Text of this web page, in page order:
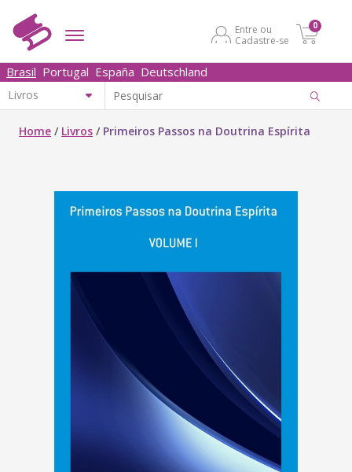
Entre ou
Cadastre-se
0
Brasil Portugal España Deutschland
Home / Livros / Primeiros Passos na Doutrina Espírita